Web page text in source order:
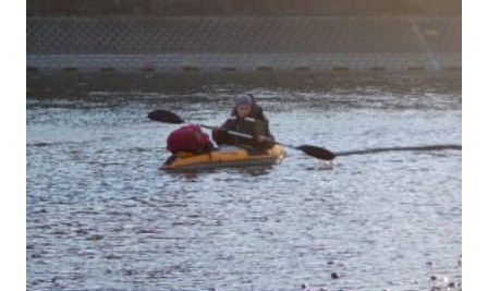
と
6.
コ
ン
ク
リ
ー
ト
の